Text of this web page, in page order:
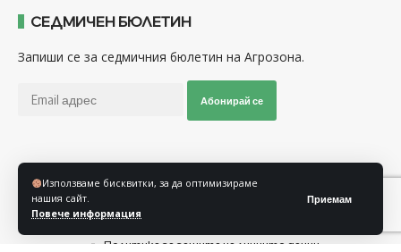
Използваме бисквитки, за да оптимизираме
нашия сайт.
Повече информация
Приемам
СЕДМИЧЕН БЮЛЕТИН
Запиши се за седмичния бюлетин на Агрозона.
Абонирай се
Общи условия
Политика за защита на личните данни